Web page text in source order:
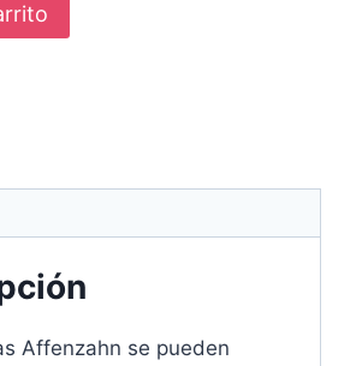
Affenzahn se pueden